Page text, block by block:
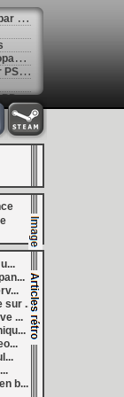
[
GK] La saga de romans La Guerre des Clans sera adaptée en jeu de rôle au tour par tour
[
GK] Mémoire cash - Dead Cells : l'art subtil de transformer la mort en shoot de dopamine
[
LS] [PS5] Sony déploie une bêta du firmware PS5 : PSSR 2.0 activé par défaut sur PS5 Pro
[
LS] [3DS] 3DShell-next v1.00 le gestionnaire 3DS fait peau neuve avec un lecteur PDF et un moteur entièrement revu
[
LS] [PS5] fan_target v0.1 un payload PS5 qui permet de personnaliser la température cible du ventilateur
[
GK] Preview : Onimusha : Way of the Sword s'égare-t-il dans son pseudo monde ouvert ?
[
GK] Kingdom Hearts : accusé d'utiliser l'IA générative sur son visuel de promo, Square Enix invoque « l'erreur humaine »
[
GK] Inspiré par System Shock 2 et Doom 3, le FPS DERELIKT veut vous foutre la trouille à la fin 2026
[
LS] [XB360] Xbox360BadUpdate v1.3 l'exploit Xbox 360 gagne en fiabilité et ajoute un mode de récupération
2026
sur ...
...
b...